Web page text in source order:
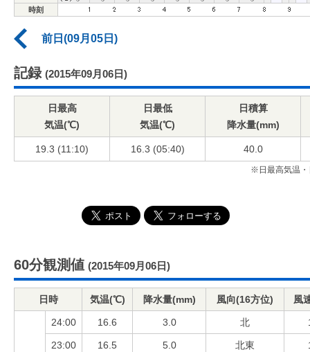
時刻
前日(09月05日)
記録 (2015年09月06日)
日最高
気温(℃)
日最低
気温(℃)
日積算
降水量(mm)
19.3 (11:10) 16.3 (05:40) 40.0
※日最高気温・
60分観測値 (2015年09月06日)
日時 気温(℃) 降水量(mm) 風向(16方位) 風
24:00 16.6 3.0 北
23:00 16.5 5.0 北東